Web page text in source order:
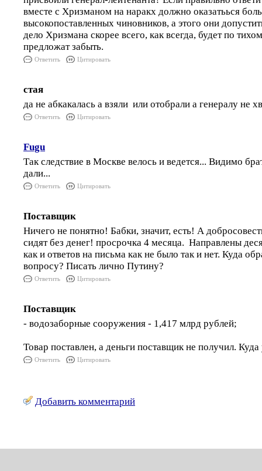
вместе с Хризманом на наракх должно оказатьься
высокопоставленных чиновников, а этого они
дело Хризмана скорее всего, как всегда, будет по
предложат забыть.
Ответить Цитировать
стая
да не абкакалась а взяли или отобрали а генералу не
Ответить Цитировать
Fugu
Так следствие в Москве велось и ведется... Видимо
дали...
Ответить Цитировать
Поставщик
Ничего не понятно! Бабки, значит, есть! А
сидят без денег! просрочка 4 месяца. Направлены
как и ответов на письма как не было так и нет. Куда
вопросу? Писать лично Путину?
Ответить Цитировать
Поставщик
- водозаборные сооружения - 1,417 млрд рублей;
Товар поставлен, а деньги поставщик не получил.
Ответить Цитировать
Добавить комментарий